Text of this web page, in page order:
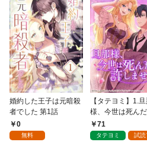
婚約した王子は元暗殺
者でした 第1話
0
無料
【タテヨミ】1.
様、今世は死ん
しません
71
タテヨミ 試読